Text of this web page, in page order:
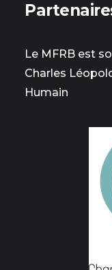
Le MFRB est
Charles
Humain